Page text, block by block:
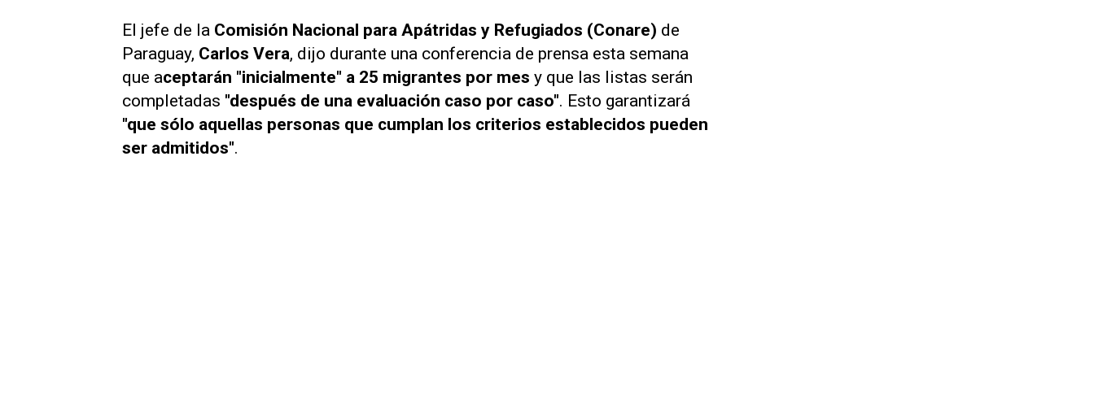
El jefe de la Comisión Nacional para Apátridas y Refugiados (Conare) de
Paraguay, Carlos Vera, dijo durante una conferencia de prensa esta semana
que aceptarán "inicialmente" a 25 migrantes por mes y que las listas serán
completadas "después de una evaluación caso por caso". Esto garantizará
"que sólo aquellas personas que cumplan los criterios establecidos pueden
ser admitidos".